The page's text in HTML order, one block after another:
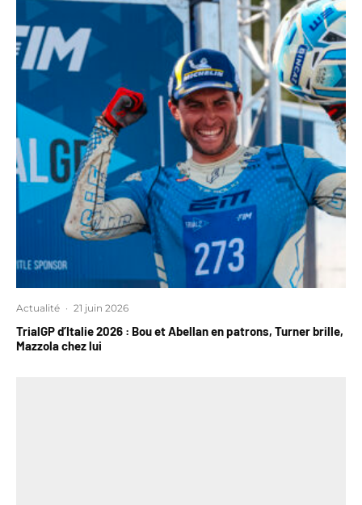
Actualité · 21 juin 2026
TrialGP d’Italie 2026 : Bou et Abellan en patrons, Turner brille,
Mazzola chez lui